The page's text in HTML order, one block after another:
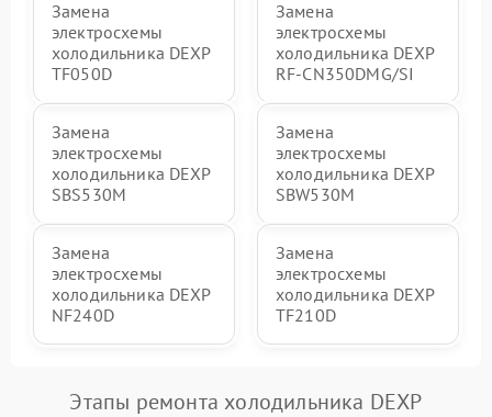
Замена
электросхемы
холодильника DEXP
TF050D
Замена
электросхемы
холодильника DEXP
RF-CN350DMG/SI
Замена
электросхемы
холодильника DEXP
SBS530M
Замена
электросхемы
холодильника DEXP
SBW530M
Замена
электросхемы
холодильника DEXP
NF240D
Замена
электросхемы
холодильника DEXP
TF210D
Этапы ремонта холодильника DEXP